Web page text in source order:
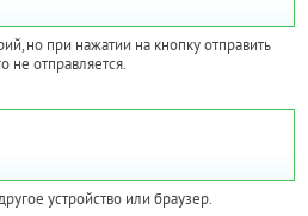
при нажатии на кнопку отправить
не отправляется.
устройство или браузер.